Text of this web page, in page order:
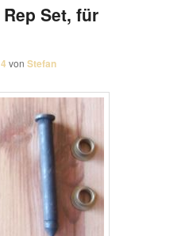
Set, für
vonStefan